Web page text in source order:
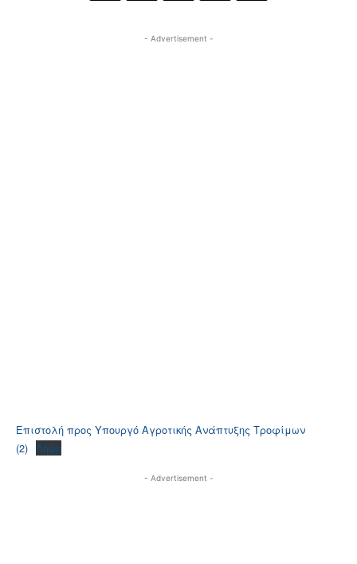
- Advertisement -
Επιστολή προς Υπουργό Αγροτικής Ανάπτυξης Τροφίμων
(2) Λήψη
- Advertisement -